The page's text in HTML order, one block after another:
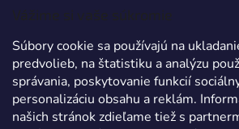
Vážime si vaše súkromie
Súbory cookie sa používajú na
predvolieb, na štatistiku a analýzu
správania, poskytovanie funkcií
personalizáciu obsahu a reklám.
našich stránok zdieľame tiež s
Prijímame online platby